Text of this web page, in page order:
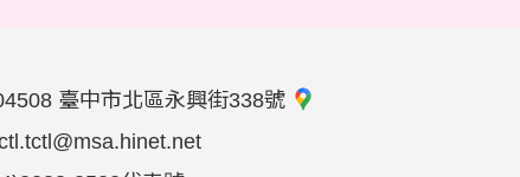
臺中市北區永興街338號